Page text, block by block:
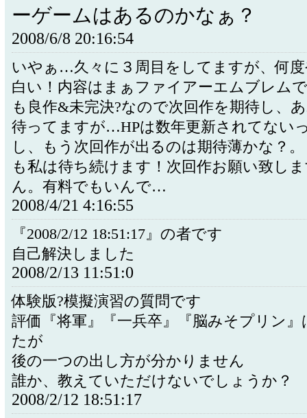
ーゲームはあるのかなぁ？
2008/6/8 20:16:54
いやぁ…久々に３周目をしてますが、何
白い！内容はまぁファイアーエムブレム
も良作&未完決?なので次回作を期待し、
待ってますが…HPは数年更新されてない
し、もう次回作が出るのは期待薄かな？
も私は待ち続けます！次回作お願い致し
ん。有料でもいんで…
2008/4/21 4:16:55
『2008/2/12 18:51:17』の者です
自己解決しました
2008/2/13 11:51:0
体験版?模擬演習の質問です
評価『将軍』『一兵卒』『脳みそプリン
たが
後の一つの出し方が分かりません
誰か、教えていただけないでしょうか？
2008/2/12 18:51:17